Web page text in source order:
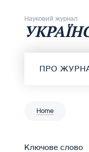
Науковий журнал
ПРО
Home
Ключове слово